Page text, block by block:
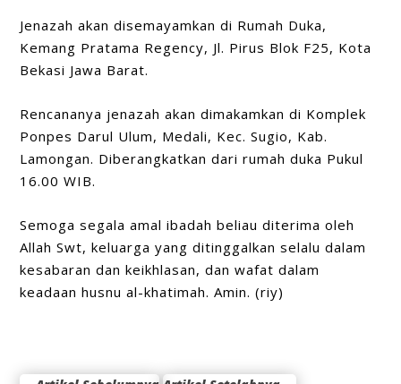
Jenazah akan disemayamkan di Rumah Duka,
Kemang Pratama Regency, Jl. Pirus Blok F25, Kota
Bekasi Jawa Barat.
Rencananya jenazah akan dimakamkan di Komplek
Ponpes Darul Ulum, Medali, Kec. Sugio, Kab.
Lamongan. Diberangkatkan dari rumah duka Pukul
16.00 WIB.
Semoga segala amal ibadah beliau diterima oleh
Allah Swt, keluarga yang ditinggalkan selalu dalam
kesabaran dan keikhlasan, dan wafat dalam
keadaan husnu al-khatimah. Amin. (riy)